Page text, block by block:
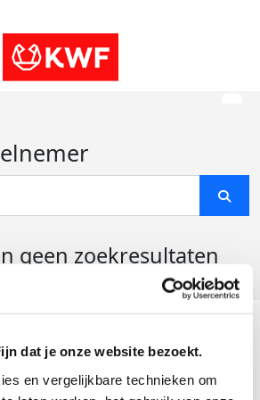
dat je onze website bezoekt.
en vergelijkbare technieken om
geen zoekresultaten